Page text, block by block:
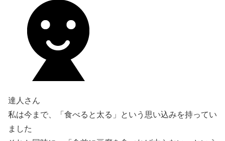
達人さん
私は今まで、「食べると太る」という思い込みを持ってい
ました